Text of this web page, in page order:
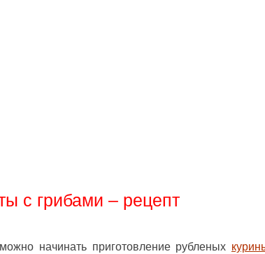
с грибами – рецепт
начинать приготовление рубленых